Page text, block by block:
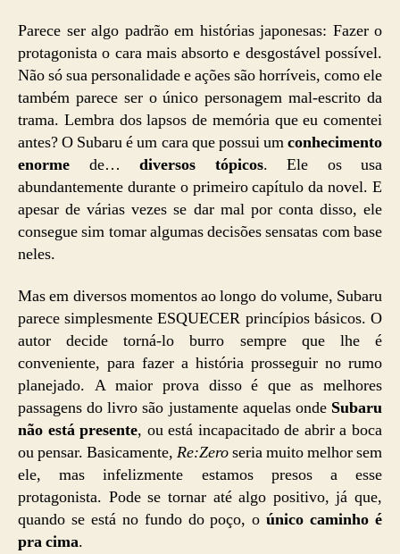
Parece ser algo padrão em histórias japonesas: Fazer o
protagonista o cara mais absorto e desgostável possível.
Não só sua personalidade e ações são horríveis, como ele
também parece ser o único personagem mal-escrito da
trama. Lembra dos lapsos de memória que eu comentei
antes? O Subaru é um cara que possui umconhecimento
enorme de… diversos tópicos. Ele os usa
abundantemente durante o primeiro capítulo da novel. E
apesar de várias vezes se dar mal por conta disso, ele
consegue sim tomar algumas decisões sensatas com base
neles.
Mas em diversos momentos ao longo do volume, Subaru
parece simplesmente ESQUECER princípios básicos. O
autor decide torná-lo burro sempre que lhe é
conveniente, para fazer a história prosseguir no rumo
planejado. A maior prova disso é que as melhores
passagens do livro são justamente aquelas onde Subaru
não está presente, ou está incapacitado de abrir a boca
ou pensar. Basicamente, Re:Zeroseria muito melhor sem
ele, mas infelizmente estamos presos a esse
protagonista. Pode se tornar até algo positivo, já que,
quando se está no fundo do poço, oúnico caminho é
pra cima.